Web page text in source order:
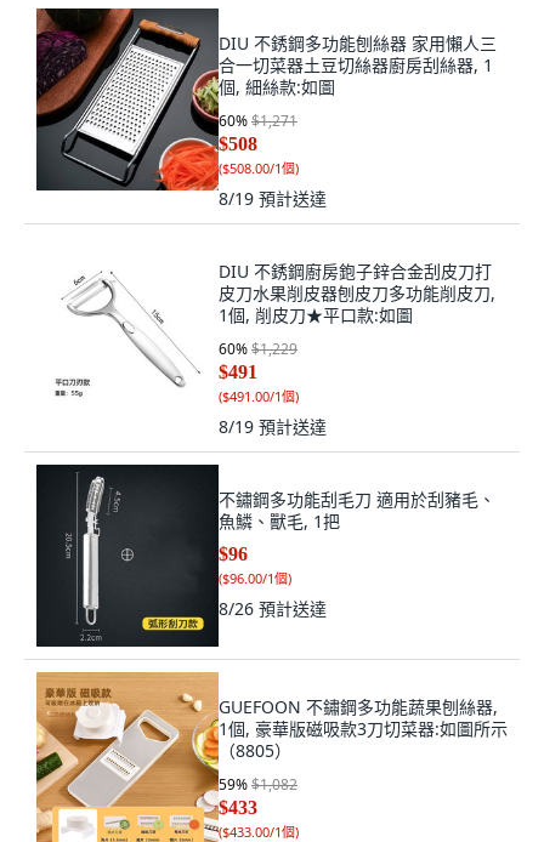
DIU 不銹鋼多功能刨絲器 家用懶人三
合一切菜器土豆切絲器廚房刮絲器, 1
個, 細絲款:如圖
60%$1,271
$508
($508.00/1個)
8/19 預計送達
DIU 不銹鋼廚房鉋子鋅合金刮皮刀打
皮刀水果削皮器刨皮刀多功能削皮刀,
1個, 削皮刀★平口款:如圖
60%$1,229
$491
($491.00/1個)
8/19 預計送達
不鏽鋼多功能刮毛刀 適用於刮豬毛、
魚鱗、獸毛, 1把
$96
($96.00/1個)
8/26 預計送達
GUEFOON 不鏽鋼多功能蔬果刨絲器,
1個, 豪華版磁吸款3刀切菜器:如圖所示
（8805）
59%$1,082
$433
($433.00/1個)